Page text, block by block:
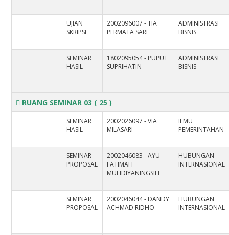
UJIAN
SKRIPSI
2002096007 - TIA
PERMATA SARI
ADMINISTRASI
BISNIS
SEMINAR
HASIL
1802095054 - PUPUT
SUPRIHATIN
ADMINISTRASI
BISNIS
RUANG SEMINAR 03 ( 25 )
SEMINAR
HASIL
2002026097 - VIA
MILASARI
ILMU
PEMERINTAHAN
SEMINAR
PROPOSAL
2002046083 - AYU
FATIMAH
MUHDIYANINGSIH
HUBUNGAN
INTERNASIONAL
SEMINAR
PROPOSAL
2002046044 - DANDY
ACHMAD RIDHO
HUBUNGAN
INTERNASIONAL